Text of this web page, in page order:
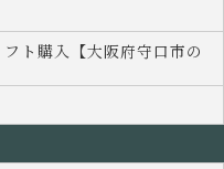
ト購入【大阪府守口市の